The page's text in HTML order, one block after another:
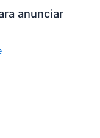
anunciar